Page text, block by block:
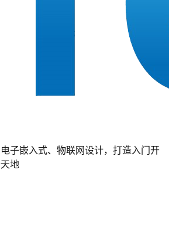
子嵌入式、物联网设计，打造入门开
地